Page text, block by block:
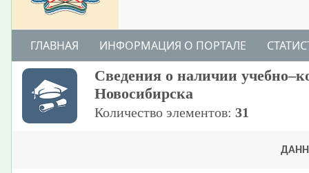
ГЛАВНАЯ ИНФОРМАЦИЯ О ПОРТАЛЕ
Сведения о наличии
Новосибирска
Количество элементов: 31